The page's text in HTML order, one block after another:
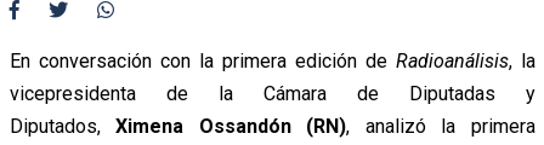
En conversación con la primera edición de Radioanálisis, la
vicepresidenta de la Cámara de Diputadas y
Diputados,Ximena Ossandón (RN), analizó la primera